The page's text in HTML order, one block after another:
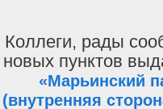
Коллеги, рады
новых пунктов
«Марьинский
(внутренняя